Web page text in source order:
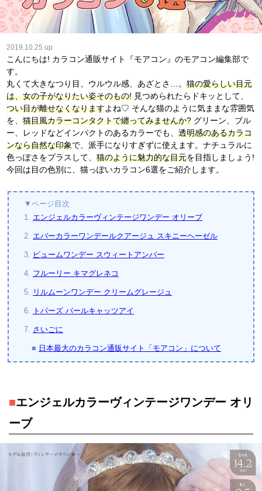
2019.10.25 up
こんにちは! カラコン通販サイト『モアコン』のモアコン編集部で
す。
丸くて大きなつり目、ウルウル感、あざとさ…。猫の愛らしい目元
は、女の子がなりたい姿そのもの! 見つめられたらドキッとして、
つい目が離せなくなりますよね♡ そんな猫のように気ままな雰囲気
を、猫目風カラーコンタクトで纏ってみませんか? グリーン、ブル
ー、レッドなどインパクトのあるカラーでも、透明感のあるカラコ
ンなら自然な印象で、派手になりすぎずに使えます。ナチュラルに
色っぽさをプラスして、猫のように魅力的な目元を目指しましょう!
今回は目の色別に、猫っぽいカラコン6選をご紹介します。
▼ページ目次
1. エンジェルカラーヴィンテージワンデー オリーブ
2. エバーカラーワンデールクアージュ スキニーヘーゼル
3. ビュームワンデー スウィートアンバー
4. フルーリー キマグレネコ
5. リルムーンワンデー クリームグレージュ
6. トパーズ パールキャッツアイ
7. さいごに
■ 日本最大のカラコン通販サイト「モアコン」について
■エンジェルカラーヴィンテージワンデー オリ
ーブ